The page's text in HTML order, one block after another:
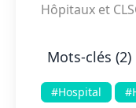
Hôpitaux et
Mots-clés (2)
#Hospital